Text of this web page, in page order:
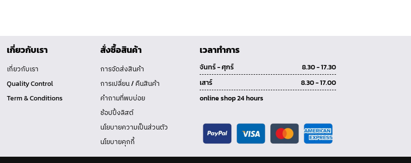
เกี่ยวกับเรา
เกี่ยวกับเรา
Quality Control
Term & Conditions
สั่งซื้อสินค้า
การจัดส่งสินค้า
การเปลี่ยน / คืนสินค้า
คำถามที่พบบ่อย
ช้อปปิ้งลิสต์
นโยบายความเป็นส่วนตัว
นโยบายคุกกี้
เวลาทำการ
จันทร์ - ศุกร์
8.30 - 17.30
เสาร์
8.30 - 17.00
online shop 24 hours